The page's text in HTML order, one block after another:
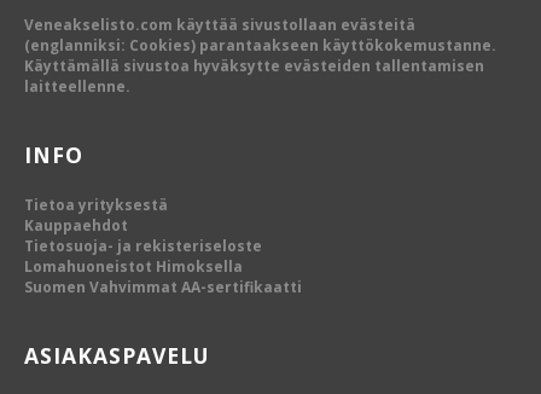
Veneakselisto.com käyttää sivustollaan evästeitä
(englanniksi: Cookies) parantaakseen käyttökokemustanne.
Käyttämällä sivustoa hyväksytte evästeiden tallentamisen
laitteellenne.
INFO
Tietoa yrityksestä
Kauppaehdot
Tietosuoja- ja rekisteriseloste
Lomahuoneistot Himoksella
Suomen Vahvimmat AA-sertifikaatti
ASIAKASPAVELU